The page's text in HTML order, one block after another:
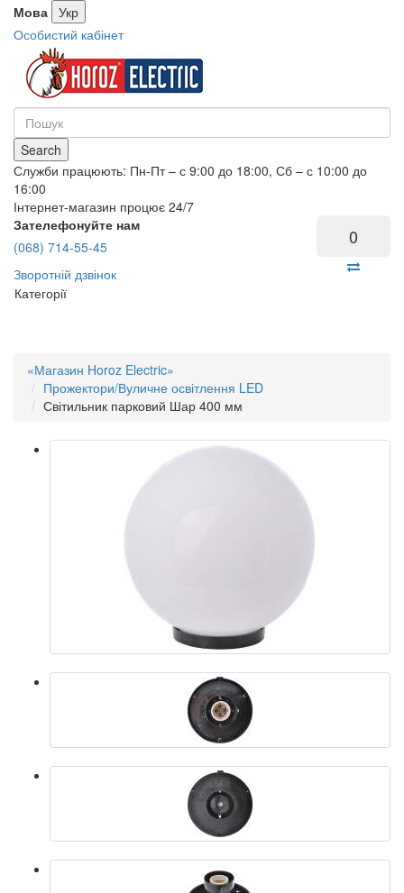
Мова Укр
Особистий кабінет
Search
Служби працюють: Пн-Пт – с 9:00 до 18:00, Сб – с 10:00 до
16:00
Інтернет-магазин процює 24/7
Зателефонуйте нам
(068) 714-55-45
Зворотній дзвінок
0
Категорії
«Магазин Horoz Electric»
Прожектори/Вуличне освітлення LED
Світильник парковий Шар 400 мм